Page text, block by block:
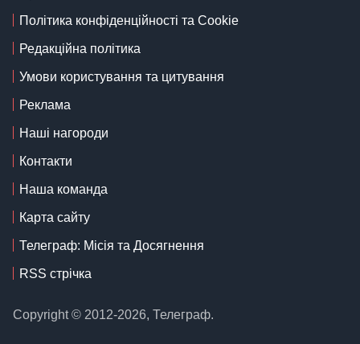
Політика конфіденційності та Cookie
Редакційна політика
Умови користування та цитування
Реклама
Наші нагороди
Контакти
Наша команда
Карта сайту
Телеграф: Місія та Досягнення
RSS стрічка
Copyright © 2012-2026, Телеграф.